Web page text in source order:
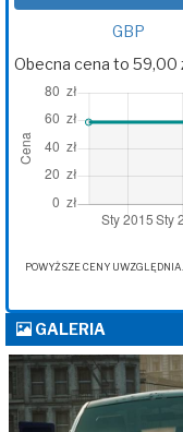
GBP
Obecna cena to 59,00
POWYŻSZE CENY
GALERIA